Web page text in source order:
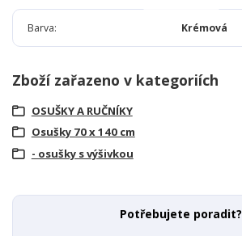
Barva Krémová
Zboží zařazeno v kategoriích
OSUŠKY A RUČNÍKY
Osušky 70 x 140 cm
- osušky s výšivkou
Potřebujete poradit?